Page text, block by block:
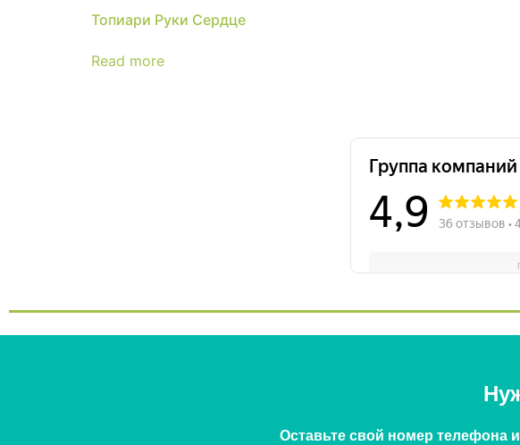
Топиари Руки Сердце
Read more
Оставьте свой номер телефона